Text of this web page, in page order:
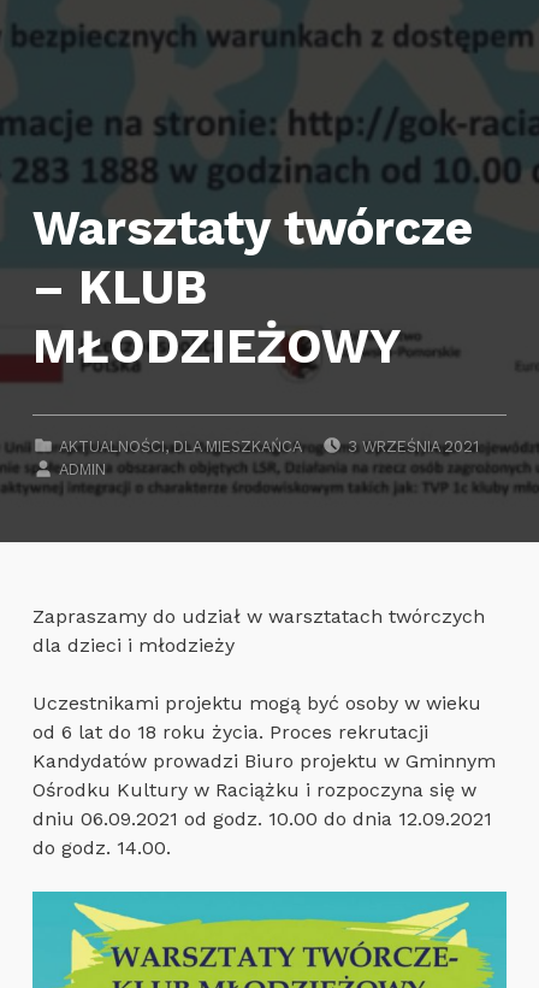
Warsztaty twórcze
– KLUB
MŁODZIEŻOWY
AKTUALNOŚCI,DLA MIESZKAŃCA
POSTED ON:
3 WRZEŚNIA 2021
WRITTEN BY:
ADMIN
Zapraszamy do udział w warsztatach twórczych
dla dzieci i młodzieży
Uczestnikami projektu mogą być osoby w wieku
od 6 lat do 18 roku życia. Proces rekrutacji
Kandydatów prowadzi Biuro projektu w Gminnym
Ośrodku Kultury w Raciążku i rozpoczyna się w
dniu 06.09.2021 od godz. 10.00 do dnia 12.09.2021
do godz. 14.00.